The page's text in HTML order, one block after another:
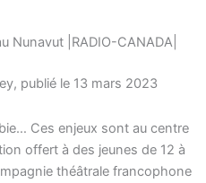
Nunavut |RADIO-CANADA|
publié le 13 mars 2023
Ces enjeux sont au centre
offert à des jeunes de 12 à
théâtrale francophone